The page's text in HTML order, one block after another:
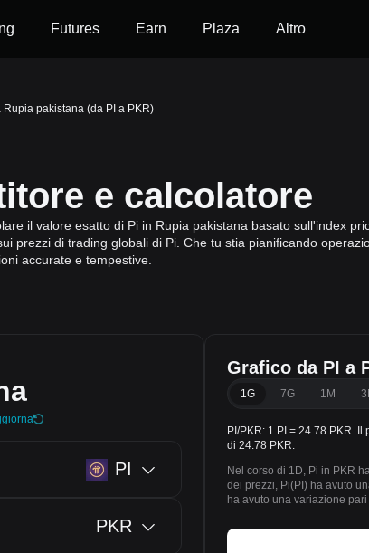
Futures Earn Plaza Altro
Rupia pakistana (da PI a PKR)
e calcolatore
il valore esatto di Pi in Rupia pakistana basato sull'index
prezzi di trading globali di Pi. Che tu stia pianificando
accurate e tempestive.
PI
PKR
Grafico da PI a
1G 7G 1M
PI/PKR: 1 PI = 24.78 PKR.
di 24.78 PKR.
Nel corso di 1D, Pi in PKR
dei prezzi, Pi(PI) ha avuto
ha avuto una variazione